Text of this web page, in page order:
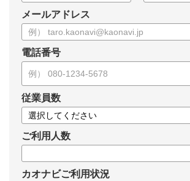
メールアドレス
電話番号
従業員数
ご利用人数
カオナビご利用状況